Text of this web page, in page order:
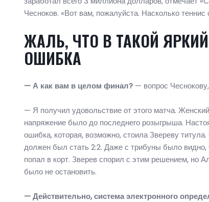
Чесноков. «Вот вам, пожалуйста. Насколько
ЖАЛЬ, ЧТО В ТАКОЙ
ОШИБКА
— А как вам в целом финал? — вопрос
— Я получил удовольствие от этого матча.
напряжение было до последнего розыгрыша.
ошибка, которая, возможно, стоила Звереву
должен был стать 2:2. Даже с трибуны было
попал в корт. Зверев спорил с этим решением, но
было не остановить.
— Действительно, система электронного